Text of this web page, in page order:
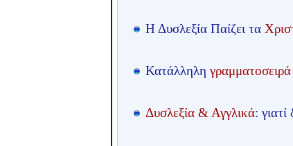
Η Δυσλεξία Παίζει τα
Κατάλληλη γραμματοσειρά
Δυσλεξία & Αγγλικά: